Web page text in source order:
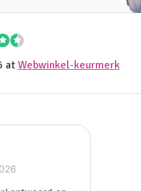
atWebwinkel-keurmerk